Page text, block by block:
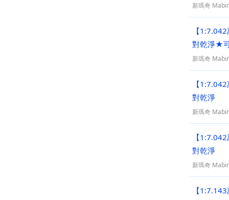
新瑪奇
【
對乾淨★
新瑪奇
【
對乾淨
新瑪奇
【
對乾淨
新瑪奇
【